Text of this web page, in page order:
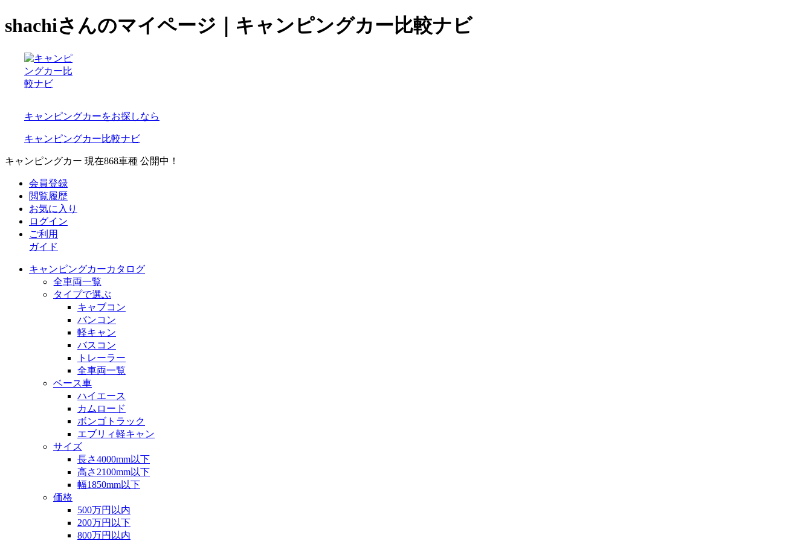
shachiさんのマイページ｜キャンピングカー比較ナビ
キャンピングカーをお探しなら
キャンピングカー比較ナビ
キャンピングカー 現在868車種 公開中！
会員登録
閲覧履歴
お気に入り
ログイン
ご利用
ガイド
キャンピングカーカタログ
全車両一覧
タイプで選ぶ
キャブコン
バンコン
軽キャン
バスコン
トレーラー
全車両一覧
ベース車
ハイエース
カムロード
ボンゴトラック
エブリィ軽キャン
サイズ
長さ4000mm以下
高さ2100mm以下
幅1850mm以下
価格
500万円以内
200万円以下
800万円以内